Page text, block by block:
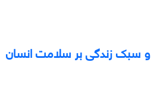
و سبک زندگی بر سلامت انسان